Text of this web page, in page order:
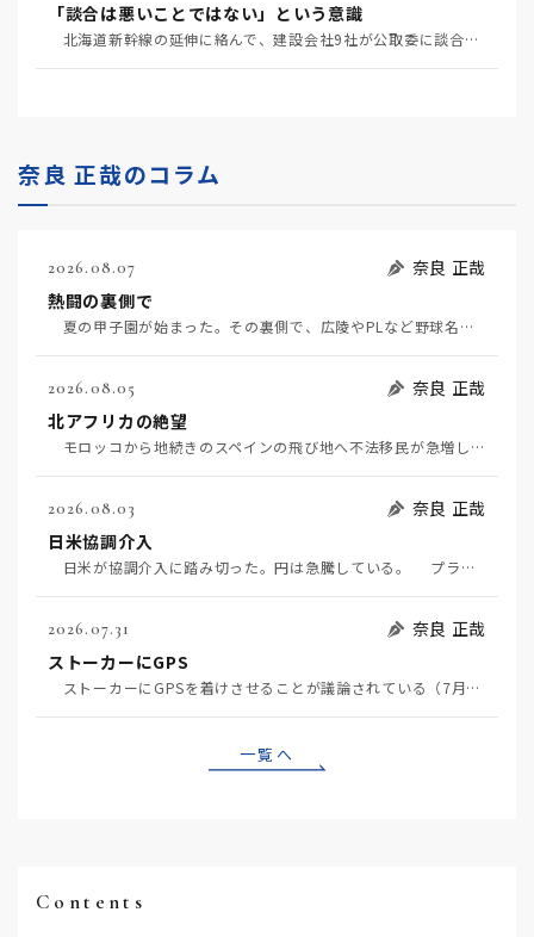
「談合は悪いことではない」という意識
北海道新幹線の延伸に絡んで、建設会社9社が公取委に談合を疑われている（5月20日日経）。 談合と…
奈良 正哉のコラム
2026.08.07
奈良 正哉
熱闘の裏側で
夏の甲子園が始まった。その裏側で、広陵やPLなど野球名門校（だった）の不祥事のその後について、「熱…
2026.08.05
奈良 正哉
北アフリカの絶望
モロッコから地続きのスペインの飛び地へ不法移民が急増していて、当地の大問題となっている。「海を泳い…
2026.08.03
奈良 正哉
日米協調介入
日米が協調介入に踏み切った。円は急騰している。 プラザ合意以降、協調介入は為替相場の転機になって…
2026.07.31
奈良 正哉
ストーカーにGPS
ストーカーにGPSを着けさせることが議論されている（7月29日日経）。反対派は「ストーカーにも人権…
一覧へ
Contents